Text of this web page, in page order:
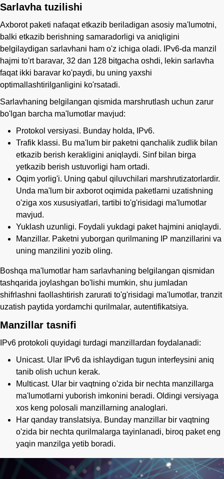
Sarlavha tuzilishi
Axborot paketi nafaqat etkazib beriladigan asosiy ma'lumotni,
balki etkazib berishning samaradorligi va aniqligini
belgilaydigan sarlavhani ham o'z ichiga oladi. IPv6-da manzil
hajmi to'rt baravar, 32 dan 128 bitgacha oshdi, lekin sarlavha
faqat ikki baravar ko'paydi, bu uning yaxshi
optimallashtirilganligini ko'rsatadi.
Sarlavhaning belgilangan qismida marshrutlash uchun zarur
bo'lgan barcha ma'lumotlar mavjud:
Protokol versiyasi. Bunday holda, IPv6.
Trafik klassi. Bu ma'lum bir paketni qanchalik zudlik bilan
etkazib berish kerakligini aniqlaydi. Sinf bilan birga
yetkazib berish ustuvorligi ham ortadi.
Oqim yorlig'i. Uning qabul qiluvchilari marshrutizatorlardir.
Unda ma'lum bir axborot oqimida paketlarni uzatishning
o'ziga xos xususiyatlari, tartibi to'g'risidagi ma'lumotlar
mavjud.
Yuklash uzunligi. Foydali yukdagi paket hajmini aniqlaydi.
Manzillar. Paketni yuborgan qurilmaning IP manzillarini va
uning manzilini yozib oling.
Boshqa ma'lumotlar ham sarlavhaning belgilangan qismidan
tashqarida joylashgan bo'lishi mumkin, shu jumladan
shifrlashni faollashtirish zarurati to'g'risidagi ma'lumotlar, tranzit
uzatish paytida yordamchi qurilmalar, autentifikatsiya.
Manzillar tasnifi
IPv6 protokoli quyidagi turdagi manzillardan foydalanadi:
Unicast. Ular IPv6 da ishlaydigan tugun interfeysini aniq
tanib olish uchun kerak.
Multicast. Ular bir vaqtning o'zida bir nechta manzillarga
ma'lumotlarni yuborish imkonini beradi. Oldingi versiyaga
xos keng polosali manzillarning analoglari.
Har qanday translatsiya. Bunday manzillar bir vaqtning
o'zida bir nechta qurilmalarga tayinlanadi, biroq paket eng
yaqin manzilga yetib boradi.